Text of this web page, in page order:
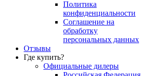
Политика
конфиденциальности
Соглашение на
обработку
персональных данных
Отзывы
Где купить?
Официальные дилеры